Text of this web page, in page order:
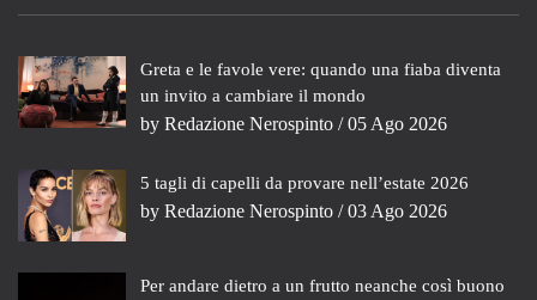
Greta e le favole vere: quando una fiaba diventa
un invito a cambiare il mondo
by Redazione Nerospinto / 05 Ago 2026
5 tagli di capelli da provare nell’estate 2026
by Redazione Nerospinto / 03 Ago 2026
Per andare dietro a un frutto neanche così buono